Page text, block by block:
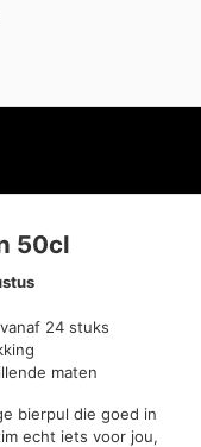
50cl
24 stuks
maten
bierpul die goed in
echt iets voor jou,